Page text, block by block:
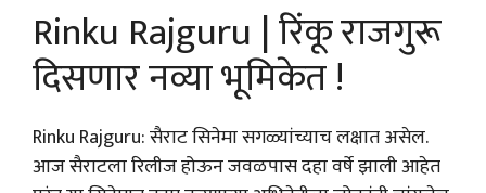
Rinku Rajguru | रिंकू राजगुरू
दिसणार नव्या भूमिकेत !
Rinku Rajguru: सैराट सिनेमा सगळ्यांच्याच लक्षात असेल.
आज सैराटला रिलीज होऊन जवळपास दहा वर्षे झाली आहेत